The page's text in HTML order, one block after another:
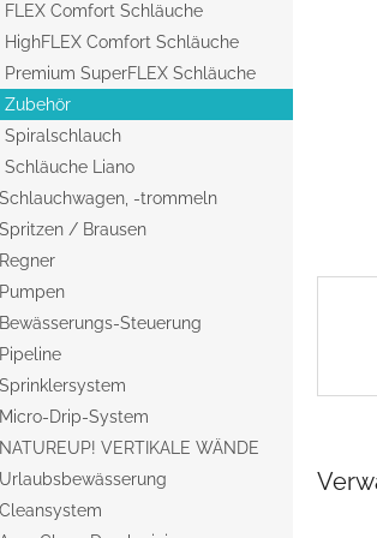
FLEX Comfort Schläuche
HighFLEX Comfort Schläuche
Premium SuperFLEX Schläuche
Zubehör
Spiralschlauch
Schläuche Liano
Schlauchwagen, -trommeln
Spritzen / Brausen
Regner
Pumpen
Bewässerungs-Steuerung
Pipeline
Sprinklersystem
Micro-Drip-System
NATUREUP! VERTIKALE WÄNDE
Urlaubsbewässerung
Cleansystem